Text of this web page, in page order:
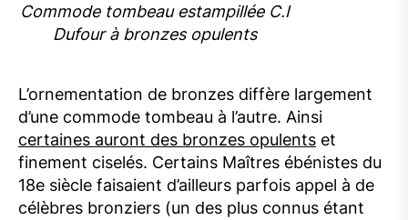
Commode tombeau estampillée C.I
Dufour à bronzes opulents
L’ornementation de bronzes diffère largement
d’une commode tombeau à l’autre. Ainsi
certaines auront des bronzes opulents et
finement ciselés. Certains Maîtres ébénistes du
18e siècle faisaient d’ailleurs parfois appel à de
célèbres bronziers (un des plus connus étant